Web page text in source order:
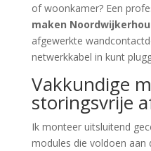
of woonkamer? Een
maken
afgewerkte
netwerkkabel in kunt
Vakkundige
storingsvrije
Ik monteer uitsluitend
modules die voldoen aan